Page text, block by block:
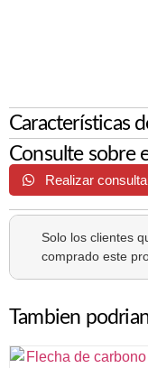
Características
Consulte sobre
Realizar
Solo los clientes
comprado este
Tambien